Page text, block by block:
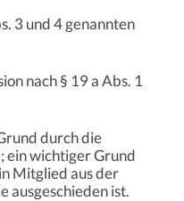
3 und 4 genannten
nach § 19 a Abs. 1
durch die
ein wichtiger Grund
Mitglied aus der
ausgeschieden ist.